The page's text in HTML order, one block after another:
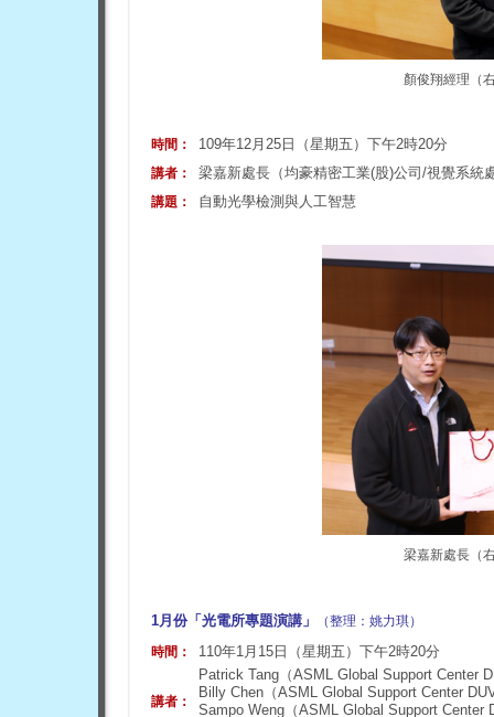
顏俊翔經理（
時間： 109年12月25日（星期五）下午2時20分
講者： 梁嘉新處長（均豪精密工業(股)公司/視覺系統
講題： 自動光學檢測與人工智慧
梁嘉新處長（
1月份「光電所專題演講」
（整理：姚力琪）
時間：
110年1月15日（星期五）下午2時20分
講者：
Patrick Tang（ASML Global Support Center
Billy Chen（ASML Global Support Center
Sampo Weng（ASML Global Support